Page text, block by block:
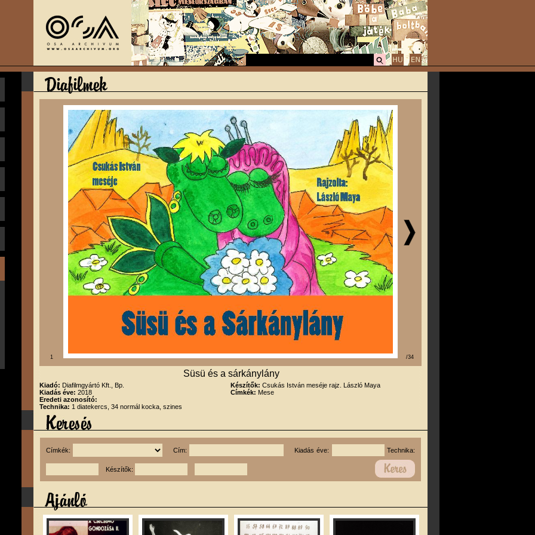
1 /34
Süsü és a sárkánylány
Kiadó: Diafilmgyártó Kft., Bp.
Kiadás éve: 2018
Eredeti azonosító:
Technika: 1 diatekercs, 34 normál kocka, szines
Készítők: Csukás István meséje rajz. László Maya
Címkék: Mese
Címkék: Cím: Kiadás éve: Technika:
Készítők: